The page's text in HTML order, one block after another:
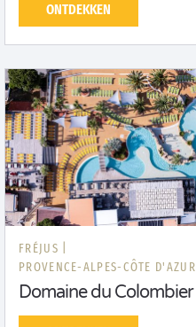
ONTDEKKEN
FRÉJUS |
PROVENCE-ALPES-CÔTE D'AZUR
Domaine du Colombier